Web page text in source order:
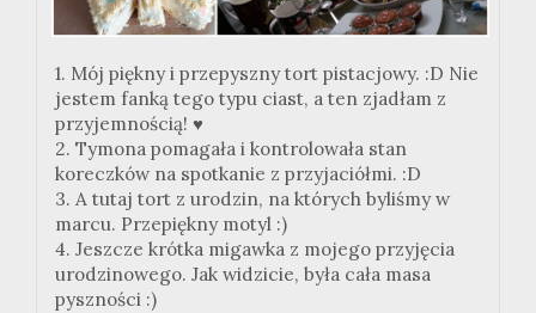
1. Mój piękny i przepyszny tort pistacjowy. :D Nie
jestem fanką tego typu ciast, a ten zjadłam z
przyjemnością! ♥
2. Tymona pomagała i kontrolowała stan
koreczków na spotkanie z przyjaciółmi. :D
3. A tutaj tort z urodzin, na których byliśmy w
marcu. Przepiękny motyl :)
4. Jeszcze krótka migawka z mojego przyjęcia
urodzinowego. Jak widzicie, była cała masa
pyszności :)